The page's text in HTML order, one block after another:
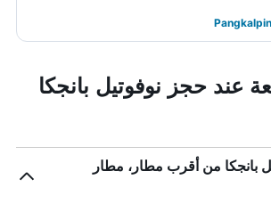
عند حجز نوفوتيل بانجكا
بانجكا من أقرب مطار، مطار